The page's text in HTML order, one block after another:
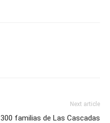
Next article
300 familias de Las Cascadas